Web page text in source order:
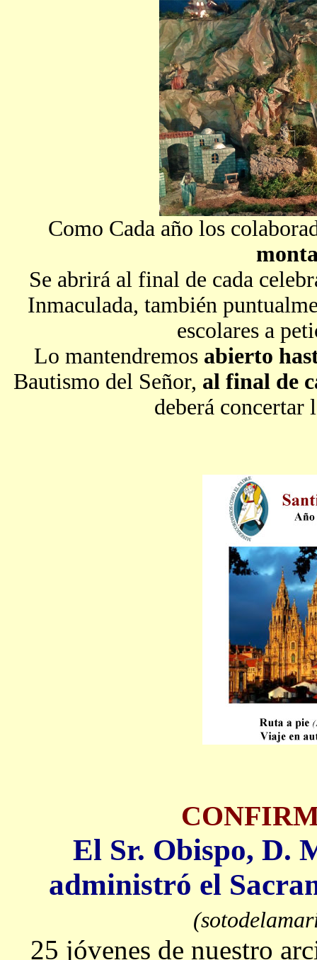
Como Cada año los
Se abrirá al final de cada
Inmaculada, también
escolares a
Lo mantendremos abierto
Bautismo del Señor, al final de
deberá concertar
El Sr. Obispo, D.
administró el
25 jóvenes de nuestro